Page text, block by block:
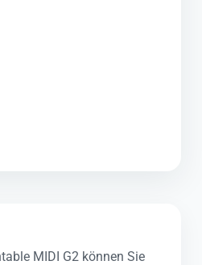
MIDI G2 können Sie